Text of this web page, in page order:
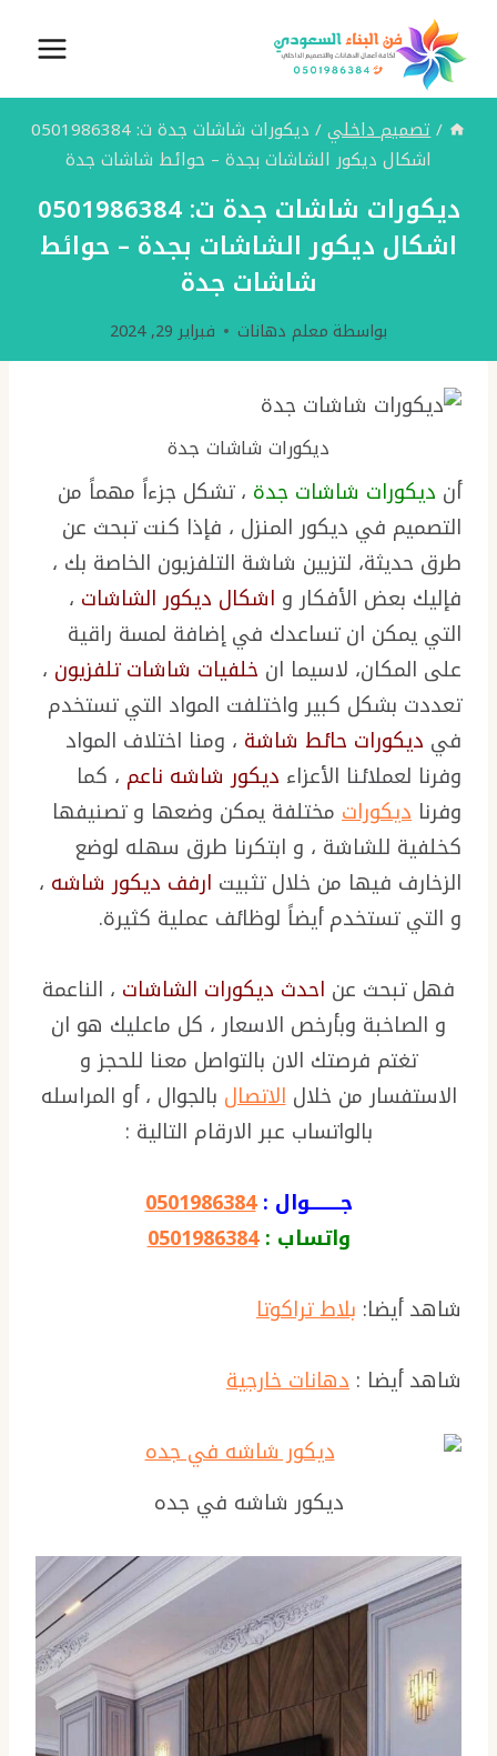
المحتوى
/تصميم داخلي/
ديكورات شاشات جدة ت: 0501986384
اشكال ديكور الشاشات بجدة – حوائط شاشات جدة
ديكورات شاشات جدة ت: 0501986384
اشكال ديكور الشاشات بجدة – حوائط
شاشات جدة
بواسطة معلم دهانات فبراير 29, 2024
ديكورات شاشات جدة
أن ديكورات شاشات جدة ، تشكل جزءاً مهماً من
التصميم في ديكور المنزل ، فإذا كنت تبحث عن
طرق حديثة، لتزيين شاشة التلفزيون الخاصة بك ،
فإليك بعض الأفكار و اشكال ديكور الشاشات ،
التي يمكن ان تساعدك في إضافة لمسة راقية
على المكان، لاسيما ان خلفيات شاشات تلفزيون ،
تعددت بشكل كبير واختلفت المواد التي تستخدم
في ديكورات حائط شاشة ، ومنا اختلاف المواد
وفرنا لعملائنا الأعزاء ديكور شاشه ناعم ، كما
وفرنا ديكورات مختلفة يمكن وضعها و تصنيفها
كخلفية للشاشة ، و ابتكرنا طرق سهله لوضع
الزخارف فيها من خلال تثبيت ارفف ديكور شاشه ،
و التي تستخدم أيضاً لوظائف عملية كثيرة.
فهل تبحث عن احدث ديكورات الشاشات ، الناعمة
و الصاخبة وبأرخص الاسعار ، كل ماعليك هو ان
تغتم فرصتك الان بالتواصل معنا للحجز و
الاستفسار من خلالالاتصال بالجوال ، أو المراسله
بالواتساب عبر الارقام التالية :
جـــــــــوال :0501986384
واتساب :0501986384
شاهد أيضا: بلاط تراكوتا
شاهد أيضا : دهانات خارجية
ديكور شاشه في جده